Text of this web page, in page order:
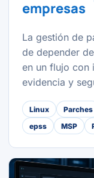
empresas
La gestión de
de depender
en un flujo con
evidencia y
Linux Parches
epss
MSP